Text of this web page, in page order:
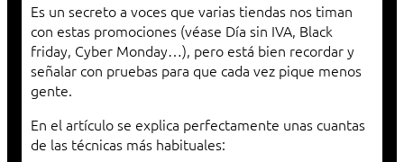
Es un secreto a voces que varias tiendas nos timan
con estas promociones (véase Día sin IVA, Black
friday, Cyber Monday…), pero está bien recordar y
señalar con pruebas para que cada vez pique menos
gente.
En el artículo se explica perfectamente unas cuantas
de las técnicas más habituales: